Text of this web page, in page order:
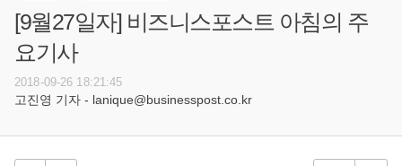
[9월27일자] 비즈니스포스트 아침의 주
요기사
2018-09-26 18:21:45
고진영 기자 - lanique@businesspost.co.kr